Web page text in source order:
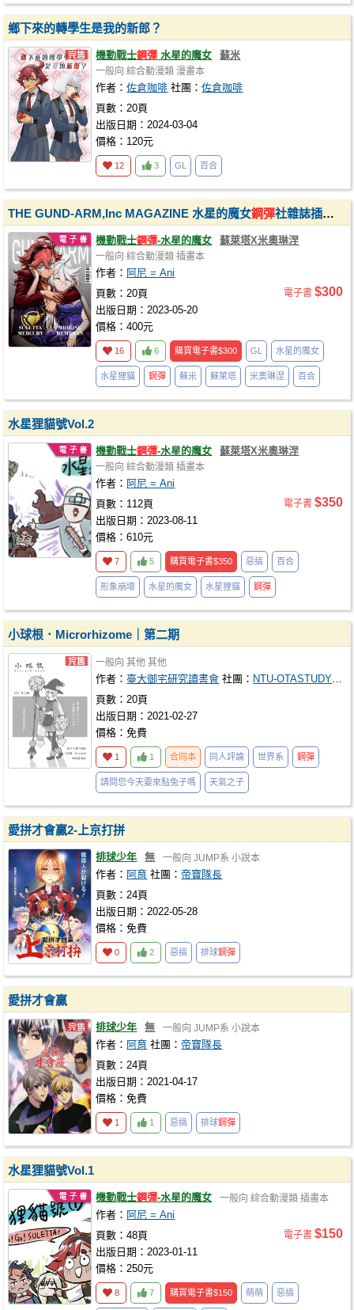
鄉下來的轉學生是我的新郎？
機動戰士鋼彈 水星的魔女 蘇米
一般向 綜合動漫類 漫畫本
作者：佐倉咖啡 社團：佐倉咖啡
頁數：20頁
出版日期：2024-03-04
價格：120元
12 3 GL 百合
THE GUND-ARM,Inc MAGAZINE 水星的魔女鋼彈社雜誌插畫集
機動戰士鋼彈-水星的魔女 蘇萊塔X米奧琳涅
一般向 綜合動漫類 插畫本
作者： 阿尼 = Ani
頁數：20頁
出版日期：2023-05-20
價格：400元
電子書 $300
16 6 購買電子書$300 GL 水星的魔女
水星狸貓 鋼彈 蘇米 蘇萊塔 米奧琳涅 百合
水星狸貓號Vol.2
機動戰士鋼彈-水星的魔女 蘇萊塔X米奧琳涅
一般向 綜合動漫類 插畫本
作者： 阿尼 = Ani
頁數：112頁
出版日期：2023-08-11
價格：610元
電子書 $350
7 5 購買電子書$350 惡搞 百合
形象崩壞 水星的魔女 水星狸貓 鋼彈
小球根．Microrhizome｜第二期
一般向 其他 其他
作者：臺大御宅研究讀書會 社團： NTU-OTASTUDY 臺大御宅研究讀書會
頁數：20頁
出版日期：2021-02-27
價格：免費
1 1 合同本 同人評論 世界系 鋼彈
請問您今天要來點兔子嗎 天氣之子
愛拼才會贏2-上京打拼
排球少年 無 一般向 JUMP系 小說本
作者： 阿育 社團： 帝寶隊長
頁數：24頁
出版日期：2022-05-28
價格：免費
0 2 惡搞 排球鋼彈
愛拼才會贏
排球少年 無 一般向 JUMP系 小說本
作者： 阿育 社團： 帝寶隊長
頁數：24頁
出版日期：2021-04-17
價格：免費
1 1 惡搞 排球鋼彈
水星狸貓號Vol.1
機動戰士鋼彈-水星的魔女 一般向 綜合動漫類 插畫本
作者： 阿尼 = Ani
頁數：48頁
出版日期：2023-01-11
價格：250元
電子書 $150
8 7 購買電子書$150 萌萌 惡搞